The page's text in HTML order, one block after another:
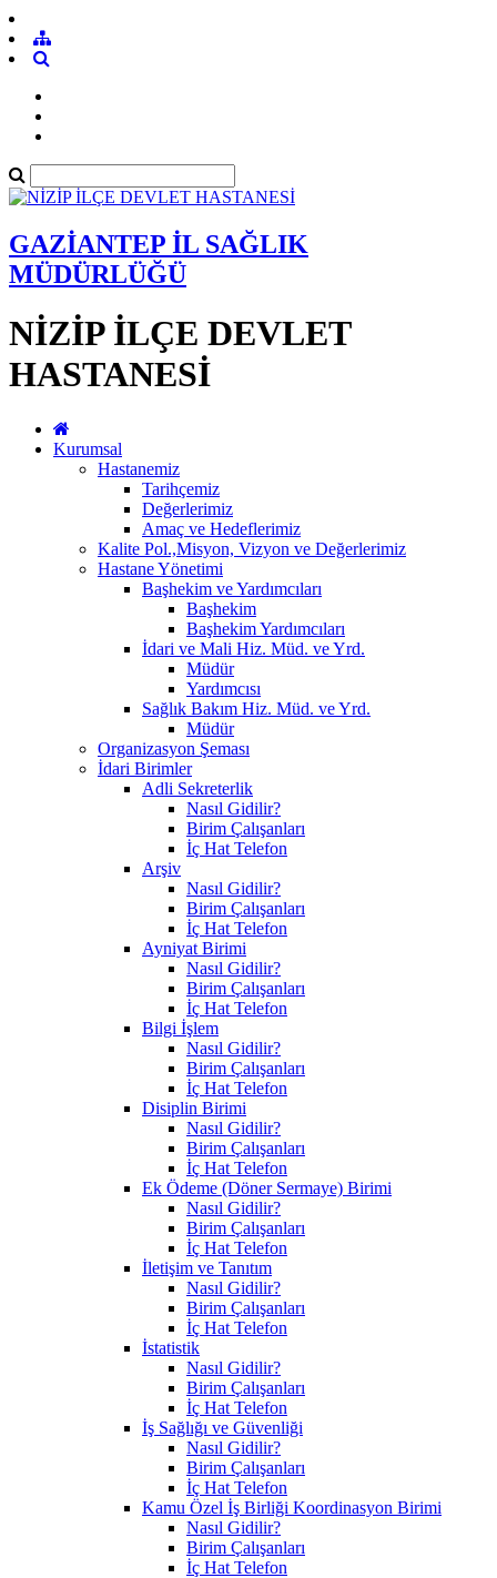
GAZİANTEP İL SAĞLIK
MÜDÜRLÜĞÜ
NİZİP İLÇE DEVLET
HASTANESİ
Kurumsal
Hastanemiz
Tarihçemiz
Değerlerimiz
Amaç ve Hedeflerimiz
Kalite Pol.,Misyon, Vizyon ve Değerlerimiz
Hastane Yönetimi
Başhekim ve Yardımcıları
Başhekim
Başhekim Yardımcıları
İdari ve Mali Hiz. Müd. ve Yrd.
Müdür
Yardımcısı
Sağlık Bakım Hiz. Müd. ve Yrd.
Müdür
Organizasyon Şeması
İdari Birimler
Adli Sekreterlik
Nasıl Gidilir?
Birim Çalışanları
İç Hat Telefon
Arşiv
Nasıl Gidilir?
Birim Çalışanları
İç Hat Telefon
Ayniyat Birimi
Nasıl Gidilir?
Birim Çalışanları
İç Hat Telefon
Bilgi İşlem
Nasıl Gidilir?
Birim Çalışanları
İç Hat Telefon
Disiplin Birimi
Nasıl Gidilir?
Birim Çalışanları
İç Hat Telefon
Ek Ödeme (Döner Sermaye) Birimi
Nasıl Gidilir?
Birim Çalışanları
İç Hat Telefon
İletişim ve Tanıtım
Nasıl Gidilir?
Birim Çalışanları
İç Hat Telefon
İstatistik
Nasıl Gidilir?
Birim Çalışanları
İç Hat Telefon
İş Sağlığı ve Güvenliği
Nasıl Gidilir?
Birim Çalışanları
İç Hat Telefon
Kamu Özel İş Birliği Koordinasyon Birimi
Nasıl Gidilir?
Birim Çalışanları
İç Hat Telefon